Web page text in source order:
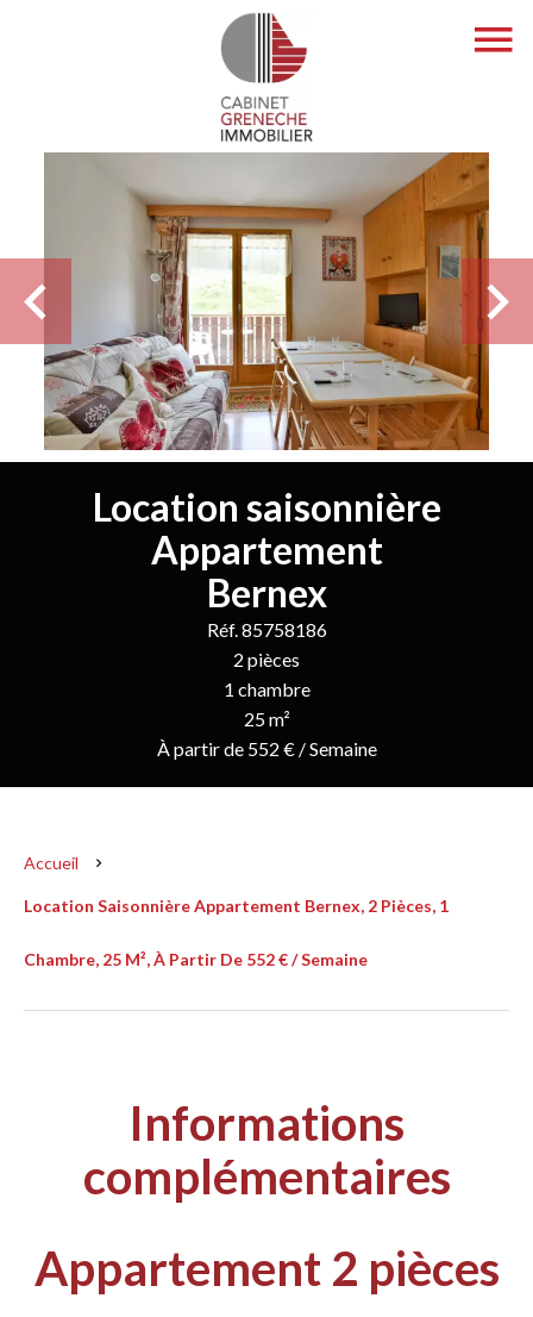
Location saisonnière
Appartement
Bernex
Réf. 85758186
2 pièces
1 chambre
25 m²
À partir de 552 € / Semaine
Accueil
Location Saisonnière Appartement Bernex, 2 Pièces, 1
Chambre, 25 M², À Partir De 552 € / Semaine
Informations
complémentaires
Appartement 2 pièces